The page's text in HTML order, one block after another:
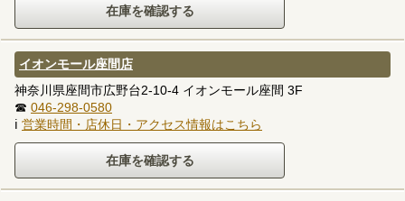
イオンモール座間店
神奈川県座間市広野台2-10-4 イオンモール座間 3F
☎ 046-298-0580
ℹ 営業時間・店休日・アクセス情報はこちら